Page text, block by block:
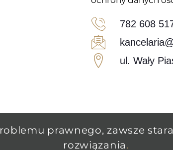
782 608
ul. Wały
prawnego, zawsze
rozwiązania.